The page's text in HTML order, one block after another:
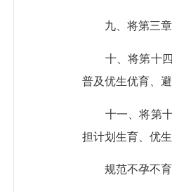
九、将第三章
十、将第十四
普及优生优育、
十一、将第十
担计划生育、优
规范不孕不育